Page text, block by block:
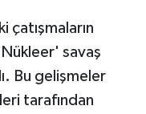
çatışmaların
savaş
Bu gelişmeler
tarafından